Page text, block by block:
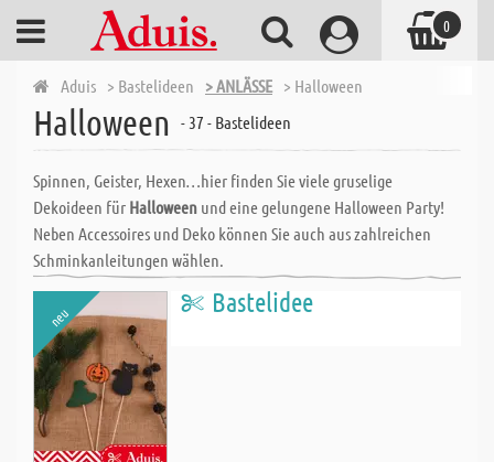
Aduis > Bastelideen > ANLÄSSE > Halloween
Halloween - 37 - Bastelideen
Spinnen, Geister, Hexen…hier finden Sie viele gruselige
Dekoideen für Halloween und eine gelungene Halloween Party!
Neben Accessoires und Deko können Sie auch aus zahlreichen
Schminkanleitungen wählen.
Bastelidee
neu
0